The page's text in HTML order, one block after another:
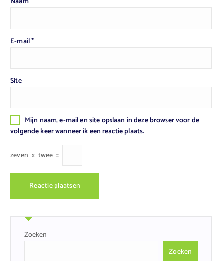
E-mail*
Site
Mijn naam, e-mail en site opslaan in deze browser voor de
volgende keer wanneer ik een reactie plaats.
zeven × twee =
Zoeken
Zoeken